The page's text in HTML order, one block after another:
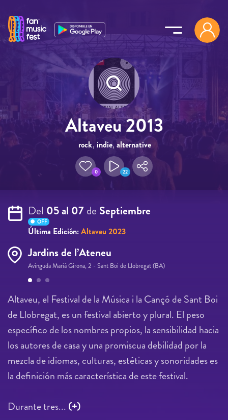
Altaveu 2013
rock, indie, alternative
0 22
Del 05 al 07de Septiembre
OFF
Última Edición:Altaveu 2023
Jardins de l’Ateneu
Avinguda Marià Girona, 2 - Sant Boi de Llobregat (BA)
Páginas
Altaveu, el Festival de la Música i la Cançó de Sant Boi
de Llobregat, es un festival abierto y plural. El peso
específico de los nombres propios, la sensibilidad hacia
los autores de casa y una promiscua debilidad por la
mezcla de idiomas, culturas, estéticas y sonoridades es
la definición más característica de este festival.
Durante tres... (+)